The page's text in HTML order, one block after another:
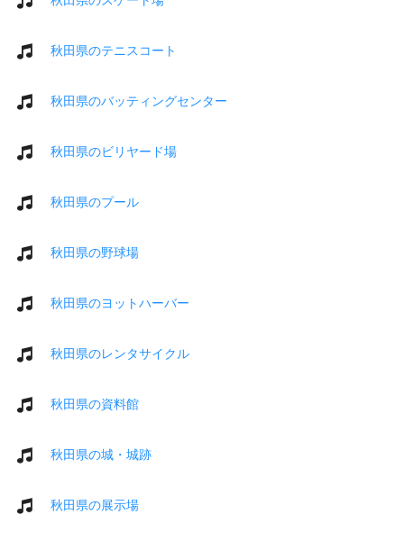
秋田県のテニスコート
秋田県のバッティングセンター
秋田県のビリヤード場
秋田県のプール
秋田県の野球場
秋田県のヨットハーバー
秋田県のレンタサイクル
秋田県の資料館
秋田県の城・城跡
秋田県の展示場